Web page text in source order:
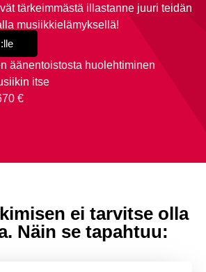
tärkeimmästä illastanne juuri teidän
musiikkielämyksellä!
äänentoistosta huolehtiminen
itse
€
ei tarvitse olla
Näin se tapahtuu: